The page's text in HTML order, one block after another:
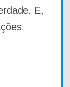
E,